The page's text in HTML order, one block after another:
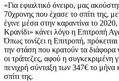
«Για εφιαλτικό όνειρο, μας
70χρονης που έχασε το σπίτι της,
έγινε μέσα στην καραντίνα το
Κρανίδι» κάνει λόγο η Επιτροπή
Όπως τονίζει η Επιτροπή, πρόκειται
την στάση που κρατούν τα διάφορα
οι τράπεζες, αφού η συγκεκριμένη
πενιχρή σύνταξη των 347€ το μήνα
σπίτι της.